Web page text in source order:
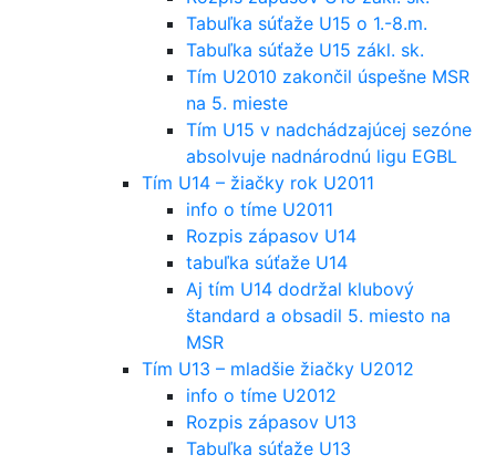
Tabuľka súťaže U15 o 1.-8.m.
Tabuľka súťaže U15 zákl. sk.
Tím U2010 zakončil úspešne MSR
na 5. mieste
Tím U15 v nadchádzajúcej sezóne
absolvuje nadnárodnú ligu EGBL
Tím U14 – žiačky rok U2011
info o tíme U2011
Rozpis zápasov U14
tabuľka súťaže U14
Aj tím U14 dodržal klubový
štandard a obsadil 5. miesto na
MSR
Tím U13 – mladšie žiačky U2012
info o tíme U2012
Rozpis zápasov U13
Tabuľka súťaže U13